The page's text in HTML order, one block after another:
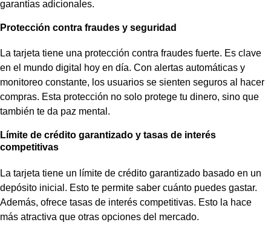
garantías adicionales.
Protección contra fraudes y seguridad
La tarjeta tiene una protección contra fraudes fuerte. Es clave
en el mundo digital hoy en día. Con alertas automáticas y
monitoreo constante, los usuarios se sienten seguros al hacer
compras. Esta protección no solo protege tu dinero, sino que
también te da paz mental.
Límite de crédito garantizado y tasas de interés
competitivas
La tarjeta tiene un límite de crédito garantizado basado en un
depósito inicial. Esto te permite saber cuánto puedes gastar.
Además, ofrece tasas de interés competitivas. Esto la hace
más atractiva que otras opciones del mercado.